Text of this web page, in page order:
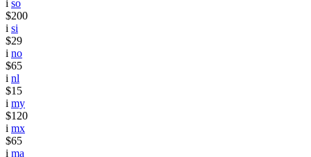
i so
$200
i si
$29
i no
$65
i nl
$15
i my
$120
i mx
$65
i ma